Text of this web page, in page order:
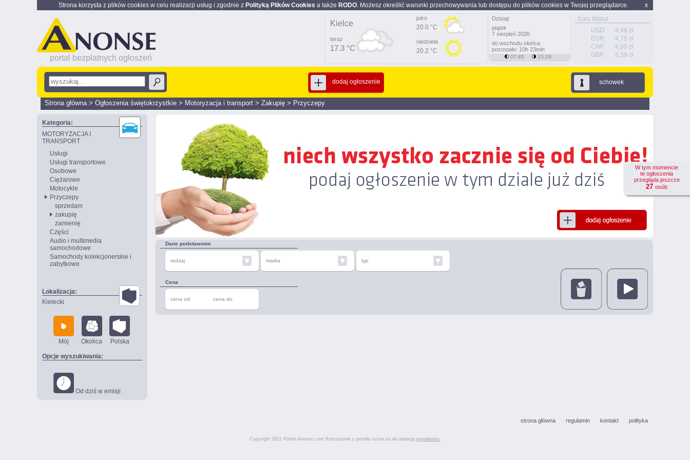
x
Strona korzysta z plików cookies w celu realizacji usług i zgodnie z Polityką Plików Cookies a także RODO. Możesz określić warunki przechowywania lub dostępu do plików cookies w Twojej przeglądarce.
portal bezpłatnych ogłoszeń
Kurs Walut
USD:
4,48 zł
EUR:
4,75 zł
CHF:
4,80 zł
GBP:
5,39 zł
Kielce
teraz
17.3 °C
jutro
20.0 °C
niedziela
20.2 °C
Dzisiaj:
piątek
7 sierpień 2026
do wschodu słońca
pozostało: 10h 23min
07:45 15:29
schowek
dodaj ogłoszenie
Strona główna> Ogłoszenia świętokrzystkie > Motoryzacja i transport > Zakupię > Przyczepy
Kategoria:
MOTORYZACJA I
TRANSPORT
Usługi
Usługi transportowe
Osobowe
Ciężarowe
Motocykle
Przyczepy
sprzedam
zakupię
zamienię
Części
Audio i multimedia
samochodowe
Samochody kolekcjonerskie i
zabytkowe
Lokalizacja:
Kielecki
Mój Okolica Polska
Opcje wyszukiwania:
Od dziś w emisji
W tym momencie
te ogłoszenia
przegląda jeszcze
27 osób
Dane podstawowe
rodzaj marka typ
Cena
cena od cena do
strona główna regulamin kontakt polityka
Copyright 2021 Portal Anonse.com Korzystanie z portalu oznacza akceptację regulaminu.